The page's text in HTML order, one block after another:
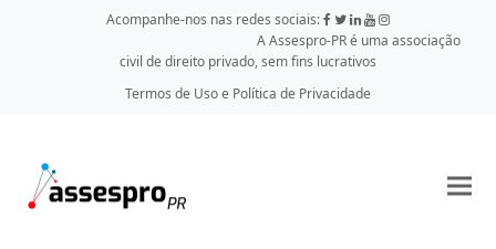
Acompanhe-nos nas redes sociais:
A Assespro-PR é uma associação
civil de direito privado, sem fins lucrativos
Termos de Uso e Política de Privacidade